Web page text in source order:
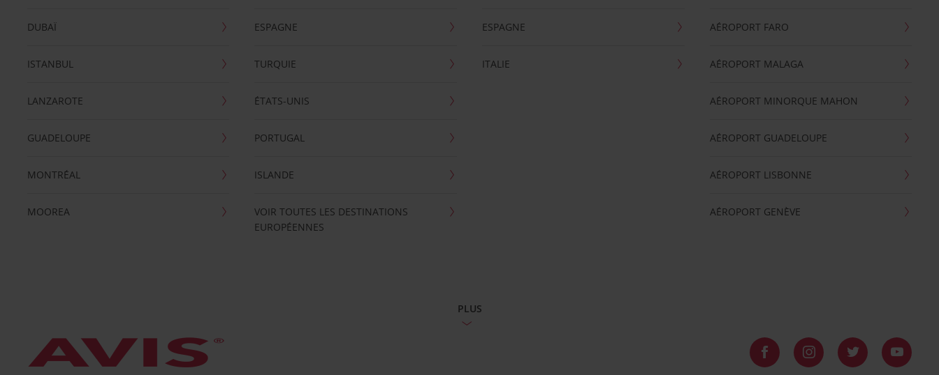
DUBAÏ
ISTANBUL
LANZAROTE
GUADELOUPE
MONTRÉAL
MOOREA
ESPAGNE
TURQUIE
ÉTATS-UNIS
PORTUGAL
ISLANDE
VOIR TOUTES LES DESTINATIONS
EUROPÉENNES
ESPAGNE
ITALIE
AÉROPORT FARO
AÉROPORT MALAGA
AÉROPORT MINORQUE MAHON
AÉROPORT GUADELOUPE
AÉROPORT LISBONNE
AÉROPORT GENÈVE
PLUS